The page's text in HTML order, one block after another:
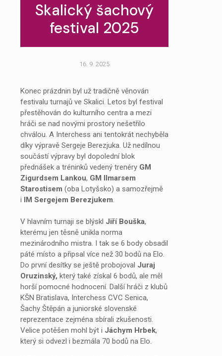
Skalický šachový
festival 2025
16. 9. 2025
Konec prázdnin byl už tradičně věnován
festivalu turnajů ve Skalici. Letos byl festival
přestěhován do kulturního centra a mezi
hráči se nad novými prostory nešetřilo
chválou. A Interchess ani tentokrát nechyběla
díky výpravě Sergeje Berezjuka. Už nedílnou
součástí výpravy byl dopolední blok
přednášek a tréninků vedený trenéry GM
Zigurdsem Lankou, GM Ilmarsem
Starostisem (oba Lotyšsko) a samozřejmě
i IM Sergejem Berezjukem.
V hlavním turnaji se blýskl Jiří Bouška,
kterému jen těsně unikla norma
mezinárodního mistra. I tak se 6 body obsadil
páté místo a připsal více než 30 bodů na Elo.
Do první desítky se ještě probojoval Juraj
Oruzinský, který také získal 6 bodů, ale měl
horší pomocné hodnocení. Další hráči z klubů
KŠN Bratislava, Interchess CVC Senica,
Šachy Štěpán a juniorské slovenské
reprezentace zejména sbírali zkušenosti.
Velice potěšen mohl být i Jáchym Hrbek,
který si odvezl i bezmála 70 bodů na Elo.